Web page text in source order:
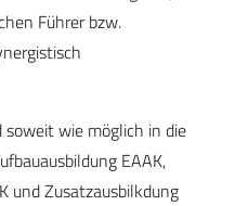
Führer bzw.
soweit wie möglich in die
EAAK,
und Zusatzausbilkdung